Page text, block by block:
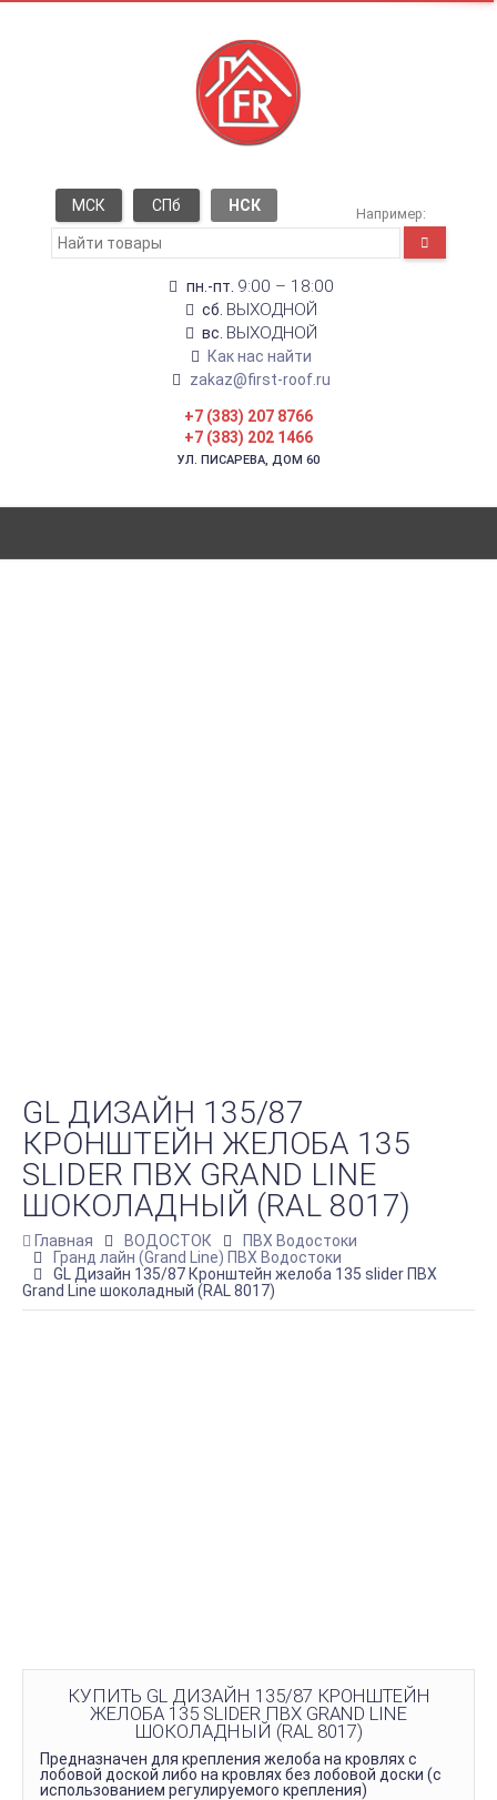
МСК СПб НСК Например:
пн.-пт. 9:00 – 18:00
сб. ВЫХОДНОЙ
вс. ВЫХОДНОЙ
Как нас найти
zakaz@first-roof.ru
+7 (383) 207 8766
+7 (383) 202 1466
УЛ. ПИСАРЕВА, ДОМ 60
GL ДИЗАЙН 135/87
КРОНШТЕЙН ЖЕЛОБА 135
SLIDER ПВХ GRAND LINE
ШОКОЛАДНЫЙ (RAL 8017)
Главная ВОДОСТОК
ПВХ Водостоки
Гранд лайн (Grand Line) ПВХ Водостоки
GL Дизайн 135/87 Кронштейн желоба 135 slider ПВХ
Grand Line шоколадный (RAL 8017)
КУПИТЬ GL ДИЗАЙН 135/87 КРОНШТЕЙН
ЖЕЛОБА 135 SLIDER ПВХ GRAND LINE
ШОКОЛАДНЫЙ (RAL 8017)
Предназначен для крепления желоба на кровлях с
лобовой доской либо на кровлях без лобовой доски (с
использованием регулируемого крепления)